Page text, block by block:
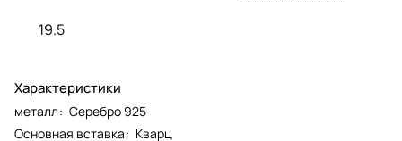
19.5
Характеристики
металл: Серебро 925
Основная вставка: Кварц